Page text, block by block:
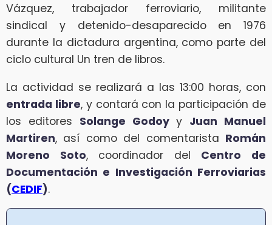
Vázquez, trabajador ferroviario, militante
sindical y detenido-desaparecido en 1976
durante la dictadura argentina, como parte del
ciclo cultural Un tren de libros.
La actividad se realizará a las 13:00 horas, con
entrada libre, y contará con la participación de
los editores Solange Godoyy Juan Manuel
Martiren, así como del comentarista Román
Moreno Soto, coordinador del Centro de
Documentación e Investigación Ferroviarias
(CEDIF).